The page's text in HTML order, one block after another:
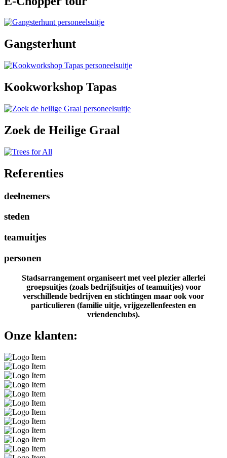
Gangsterhunt
Kookworkshop Tapas
Zoek de Heilige Graal
Referenties
deelnemers
steden
teamuitjes
personen
Stadsarrangement organiseert met veel plezier allerlei
groepsuitjes (zoals bedrijfsuitjes of teamuitjes) voor
verschillende bedrijven en stichtingen maar ook voor
particulieren (familie uitje, vrijgezellenfeesten en
vriendenclubs).
Onze klanten: